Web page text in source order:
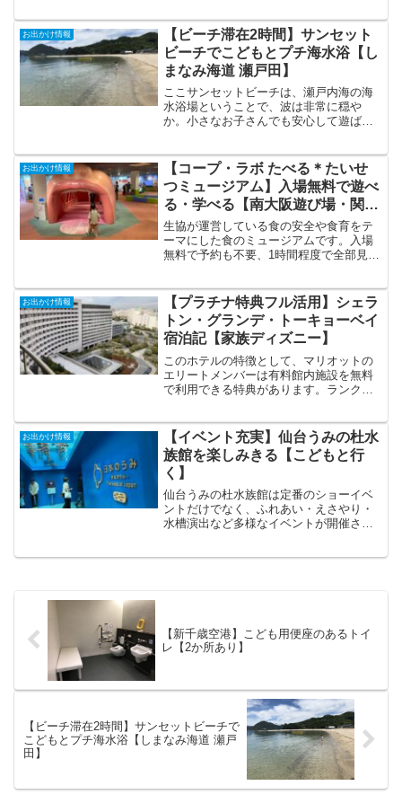
て遊ぶこともできて、大満足の施設でし
た。
お出かけ情報
【ビーチ滞在2時間】サンセット
ビーチでこどもとプチ海水浴【し
まなみ海道 瀬戸田】
ここサンセットビーチは、瀬戸内海の海
水浴場ということで、波は非常に穏や
か。小さなお子さんでも安心して遊ばせ
際にも快適です。無料の足洗い場など各
施設も充実
お出かけ情報
【コープ・ラボ たべる＊たいせ
つミュージアム】入場無料で遊べ
る・学べる【南大阪遊び場・関西
サイクルスポーツセンターからク
ルマで20分】
生協が運営している食の安全や食育をテ
ーマにした食のミュージアムです。入場
無料で予約も不要、1時間程度で全部見て
設です。
お出かけ情報
【プラチナ特典フル活用】シェラ
トン・グランデ・トーキョーベイ
宿泊記【家族ディズニー】
このホテルの特徴として、マリオットの
エリートメンバーは有料館内施設を無料
で利用できる特典があります。ランク別
お出かけ情報
【イベント充実】仙台うみの杜水
族館を楽しみきる【こどもと行
く】
仙台うみの杜水族館は定番のショーイベ
ントだけでなく、ふれあい・えさやり・
水槽演出など多様なイベントが開催され
【新千歳空港】こども用便座のあるトイ
レ【2か所あり】
【ビーチ滞在2時間】サンセットビーチで
こどもとプチ海水浴【しまなみ海道 瀬戸
田】